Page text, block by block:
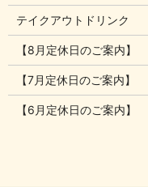
テイクアウトドリンク
【8月定休日のご案内】
【7月定休日のご案内】
【6月定休日のご案内】